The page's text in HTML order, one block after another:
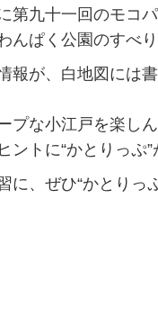
第九十一回のモコ
んぱく公園のすべ
報が、白地図には
プな小江戸を楽し
ントに“かとりっぷ
に、ぜひ“かとりっ